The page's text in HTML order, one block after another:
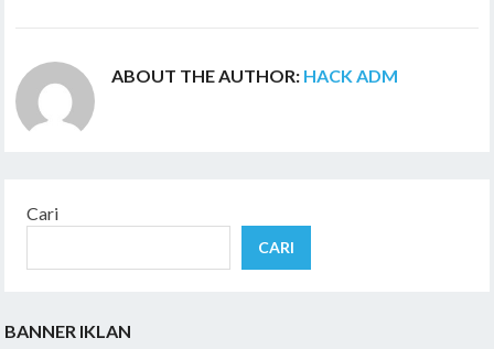
ABOUT THE AUTHOR: HACK ADM
Cari
CARI
BANNER IKLAN